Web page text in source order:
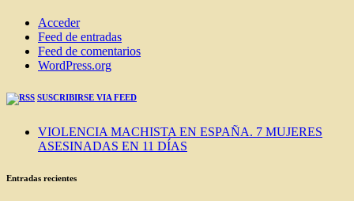
Acceder
Feed de entradas
Feed de comentarios
WordPress.org
SUSCRIBIRSE VIA FEED
VIOLENCIA MACHISTA EN ESPAÑA. 7 MUJERES
ASESINADAS EN 11 DÍAS
Entradas recientes